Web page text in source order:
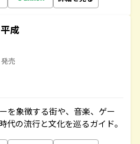
成
売
を象徴する街や、音楽、ゲー
代の流行と文化を巡るガイド。